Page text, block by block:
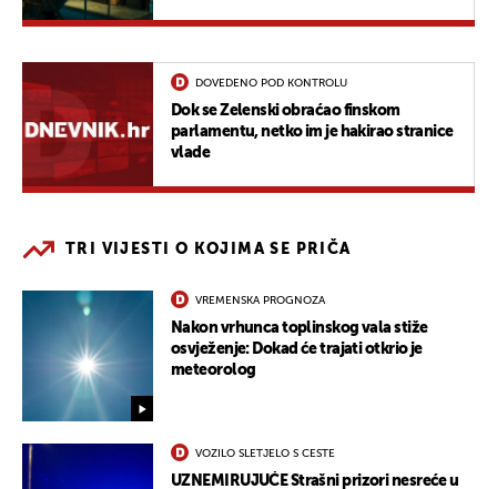
DOVEDENO POD KONTROLU
Dok se Zelenski obraćao finskom
parlamentu, netko im je hakirao stranice
vlade
TRI VIJESTI O KOJIMA SE PRIČA
VREMENSKA PROGNOZA
Nakon vrhunca toplinskog vala stiže
osvježenje: Dokad će trajati otkrio je
meteorolog
VOZILO SLETJELO S CESTE
UZNEMIRUJUĆE Strašni prizori nesreće u